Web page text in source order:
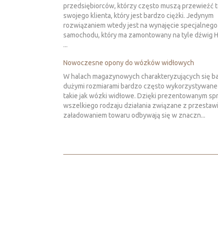
przedsiębiorców, którzy często muszą przewieźć
swojego klienta, który jest bardzo ciężki. Jedynym
rozwiązaniem wtedy jest na wynajęcie specjalnego
samochodu, który ma zamontowany na tyle dźwig
...
Nowoczesne opony do wózków widłowych
W halach magazynowych charakteryzujących się
dużymi rozmiarami bardzo często
takie jak wózki widłowe. Dzięki prezentowanym
wszelkiego rodzaju działania związane z
załadowaniem towaru odbywają się w znaczn...